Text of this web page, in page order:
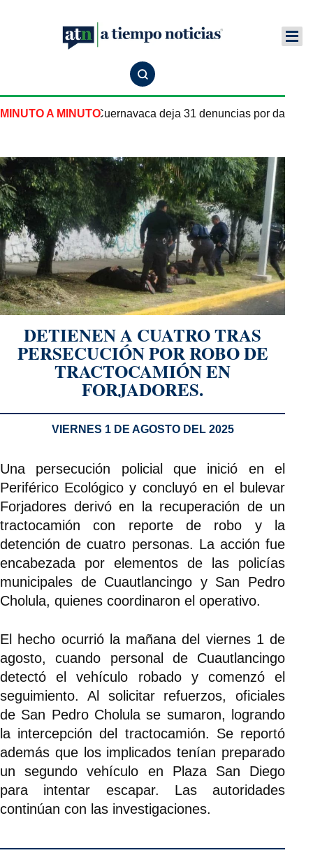
MINUTO A MINUTO
pipa de gas en Cuernavaca deja 31 denuncias por daños y
DETIENEN A CUATRO TRAS
PERSECUCIÓN POR ROBO DE
TRACTOCAMIÓN EN
FORJADORES.
VIERNES 1 DE AGOSTO DEL 2025
Una persecución policial que inició en el
Periférico Ecológico y concluyó en el bulevar
Forjadores derivó en la recuperación de un
tractocamión con reporte de robo y la
detención de cuatro personas. La acción fue
encabezada por elementos de las policías
municipales de Cuautlancingo y San Pedro
Cholula, quienes coordinaron el operativo.
El hecho ocurrió la mañana del viernes 1 de
agosto, cuando personal de Cuautlancingo
detectó el vehículo robado y comenzó el
seguimiento. Al solicitar refuerzos, oficiales
de San Pedro Cholula se sumaron, logrando
la intercepción del tractocamión. Se reportó
además que los implicados tenían preparado
un segundo vehículo en Plaza San Diego
para intentar escapar. Las autoridades
continúan con las investigaciones.